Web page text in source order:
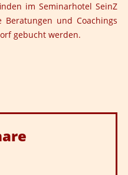
imSeminarhotel SeinZ
Beratungen und Coachings
gebucht werden.